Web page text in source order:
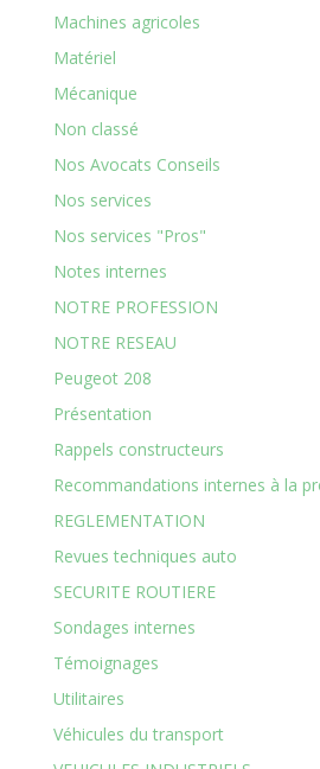
Machines agricoles
Matériel
Mécanique
Non classé
Nos Avocats Conseils
Nos services
Nos services "Pros"
Notes internes
NOTRE PROFESSION
NOTRE RESEAU
Peugeot 208
Présentation
Rappels constructeurs
Recommandations internes à la
REGLEMENTATION
Revues techniques auto
SECURITE ROUTIERE
Sondages internes
Témoignages
Utilitaires
Véhicules du transport